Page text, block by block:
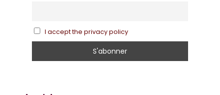
I accept the privacy policy